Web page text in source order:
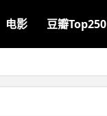
电影 豆瓣Top250